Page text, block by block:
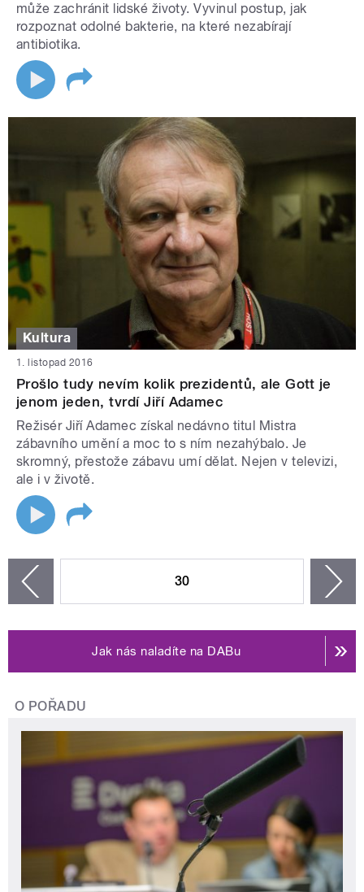
může zachránit lidské životy. Vyvinul postup, jak
rozpoznat odolné bakterie, na které nezabírají
antibiotika.
Kultura
1. listopad 2016
Prošlo tudy nevím kolik prezidentů, ale Gott je
jenom jeden, tvrdí Jiří Adamec
Režisér Jiří Adamec získal nedávno titul Mistra
zábavního umění a moc to s ním nezahýbalo. Je
skromný, přestože zábavu umí dělat. Nejen v televizi,
ale i v životě.
30
Jak nás naladíte na DABu
O POŘADU